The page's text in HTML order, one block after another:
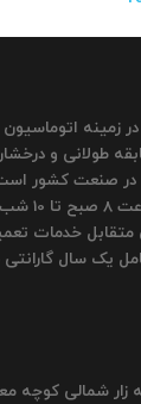
زمینه
طولانی و
در صنعت
روزهای
خدمات
یک سال گارانتی
زار شمالی